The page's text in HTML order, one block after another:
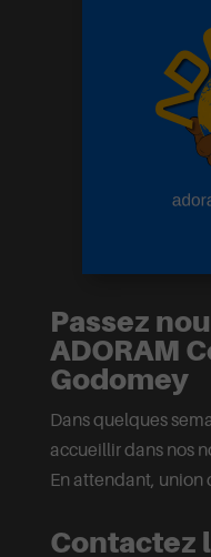
Passez
ADORAM
Godomey
Dans quelques
accueillir dans nos
En attendant, union
Contactez